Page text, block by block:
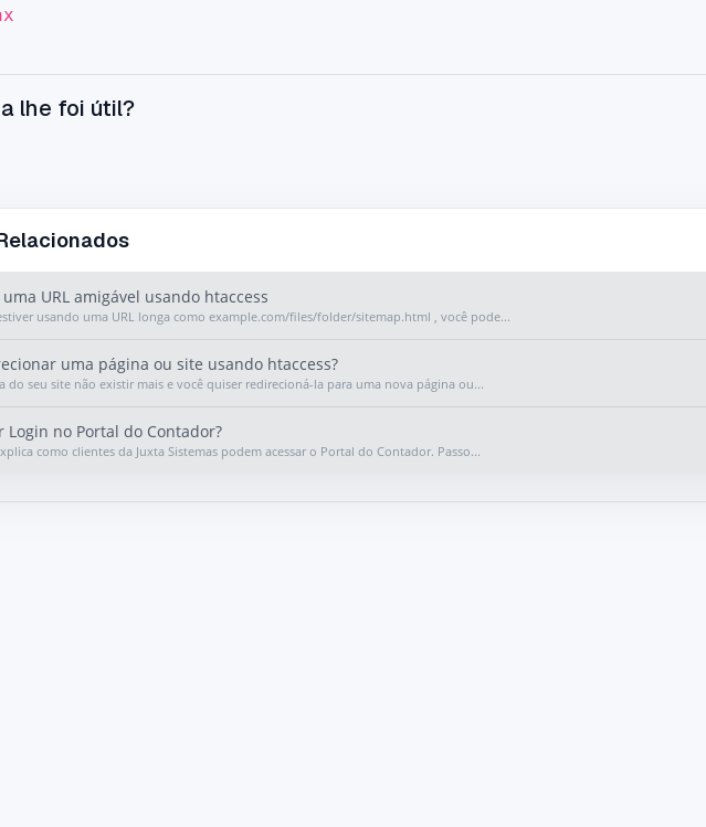
lhe foi útil?
URL amigável usando htaccess
usando uma URL longa como example.com/files/folder/sitemap.html , você pode...
uma página ou site usando htaccess?
do seu site não existir mais e você quiser redirecioná-la para uma nova página ou...
Login no Portal do Contador?
como clientes da Juxta Sistemas podem acessar o Portal do Contador. Passo...